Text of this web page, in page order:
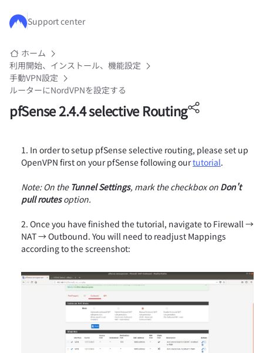
メインコンテンツにスキップ
Support center
ホーム
利用開始、インストール、機能設定
手動VPN設定
ルーターにNordVPNを設定する
pfSense 2.4.4 selective Routing
In order to setup pfSense selective routing, please set up
OpenVPN first on your pfSense following ourtutorial.
Note: On the Tunnel Settings, mark the checkbox on Don't
pull routesoption.
Once you have finished the tutorial, navigate to Firewall →
NAT → Outbound. You will need to readjust Mappings
according to the screenshot: